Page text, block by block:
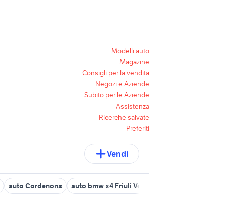
Modelli auto
Magazine
Consigli per la vendita
Negozi e Aziende
Subito per le Aziende
Assistenza
Ricerche salvate
Preferiti
Vendi
auto Cordenons auto bmw x4 Friuli Venezia Giulia